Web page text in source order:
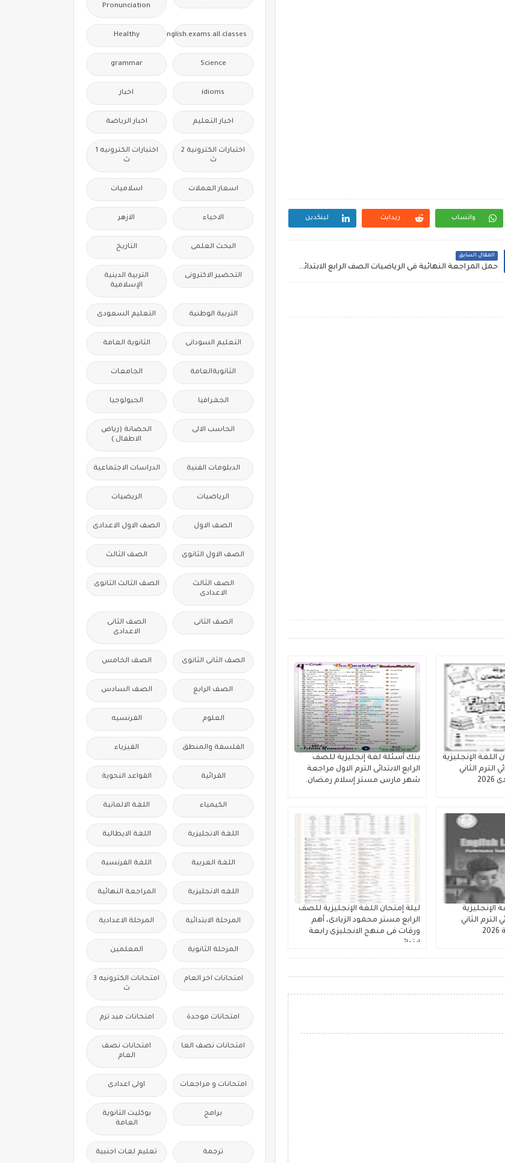
واتساب ريدايت لينكدين
المقال السابق
حمل المراجعة النهائية فى الرياضيات الصف الرابع الابتدائى الترم الاول 2017 ,بنك اسئلة مادة الرياضيات رابعة ابتدائى
اللغة الإنجليزية
الترم الثاني
بنك أسئلة لغة إنجليزية للصف
الرابع الابتدائى الترم الاول مراجعة
شهر مارس مستر إسلام رمضان.
الإنجليزية
الترم الثاني
ليلة إمتحان اللغة الإنجليزية للصف
الرابع مستر محمود الزيادى، أهم
ورقات فى منهج الانجليزى رابعة
ابتدائي
Pronunciation
Free.English.exams.all.classes
Healthy
Science
grammar
idioms اخبار
اخبار التعليم اخبار الرياضة
اختبارات الكترونية 2
ث
اختبارات الكترونيه 1
ث
اسعار العملات اسلاميات
الاحياء الازهر
البحث العلمى التاريخ
التحضير الاكترونى
التربية الدينية
الإسلامية
التربية الوطنية التعليم السعودى
التعليم السودانى الثانوية العامة
الثانويةالعامة الجامعات
الجغرافيا الجيولوجيا
الحاسب الالى
الحضانة (رياض
الاطفال )
الدبلومات الفنية الدراسات الاجتماعية
الرياضيات الريضيات
الصف الاول الصف الاول الاعدادى
الصف الاول الثانوى الصف الثالث
الصف الثالث
الاعدادى
الصف الثالث الثانوى
الصف الثانى
الصف الثانى
الاعدادى
الصف الثانى الثانوى الصف الخامس
الصف الرابع الصف السادس
العلوم الفرنسيه
الفلسفة والمنطق الفيزياء
القرائية القواعد النحوية
الكيمياء اللغة الالمانية
اللغة الانجليزية اللغة الايطالية
اللغة العربية اللغة الفرنسية
اللغه الانجليزية المراجعة النهائية
المرحلة الابتدائية المرحلة الاعدادية
المرحلة الثانوية المعلمين
امتحانات اخر العام
امتحانات الكترونيه 3
ث
امتحانات موحدة امتحانات ميد ترم
امتحانات نصف العا
امتحانات نصف
العام
امتحانات و مراجعات اولى اعدادى
برامج
بوكليت الثانوية
العامة
ترجمة تعليم لغات اجنبية